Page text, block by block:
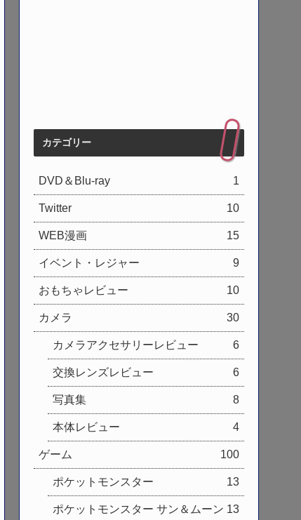
カテゴリー
DVD＆Blu-ray 1
Twitter 10
WEB漫画 15
イベント・レジャー 9
おもちゃレビュー 10
カメラ 30
カメラアクセサリーレビュー 6
交換レンズレビュー 6
写真集 8
本体レビュー 4
ゲーム 100
ポケットモンスター 13
ポケットモンスター サン＆ムーン 13